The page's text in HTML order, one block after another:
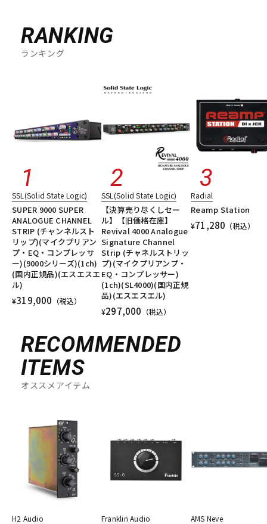
RANKING
ランキング
SSL(Solid State Logic)
SUPER 9000 SUPER
ANALOGUE CHANNEL
STRIP (チャンネルスト
リップ)(マイクプリアン
プ・EQ・コンプレッサ
ー)(9000シリーズ)(1ch)
(国内正規品)(エスエスエ
ル)
¥319,000 （税込）
SSL(Solid State Logic)
【決算売り尽くしセー
ル】【旧価格在庫】
Revival 4000 Analogue
Signature Channel
Strip (チャネルストリッ
プ)(マイクプリアンプ・
EQ・コンプレッサー)
(1ch)(SL4000)(国内正規
品)(エスエスエル)
¥297,000 （税込）
Radial
Reamp Station
¥71,280 （税込）
RECOMMENDED
ITEMS
オススメアイテム
H2 Audio Franklin Audio AMS Neve